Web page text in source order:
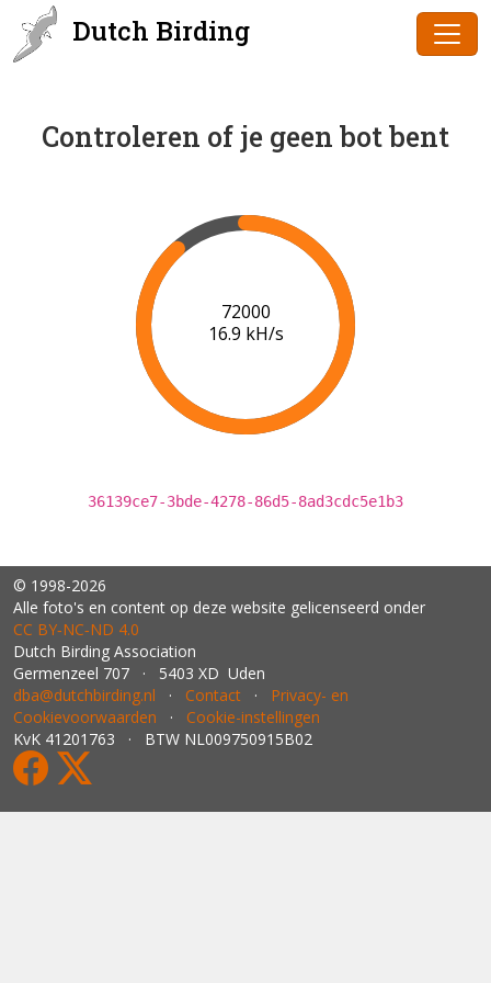
Dutch Birding
Controleren of je geen bot bent
73000
16.9 kH/s
36139ce7-3bde-4278-86d5-8ad3cdc5e1b3
© 1998-2026
Alle foto's en content op deze website gelicenseerd onder
CC BY‑NC‑ND 4.0
Dutch Birding Association
Germenzeel 707 · 5403 XD Uden
dba@dutchbirding.nl · Contact · Privacy- en
Cookievoorwaarden · Cookie-instellingen
KvK 41201763 · BTW NL009750915B02